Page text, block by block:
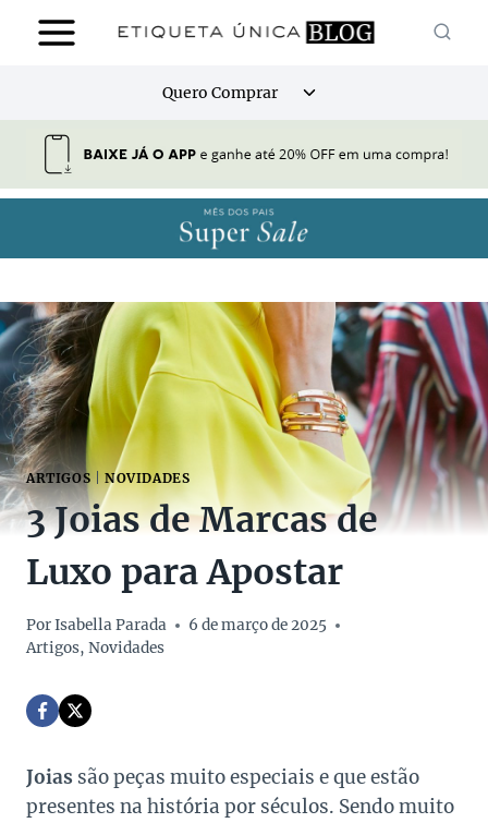
para
Quero Comprar
Alternar
ARTIGOS|NOVIDADES
3 Joias de Marcas de
Luxo para Apostar
PorIsabella Parada
6 de março de 2025
Artigos, Novidades
Joias são peças muito especiais e que estão
presentes na história por séculos. Sendo muito